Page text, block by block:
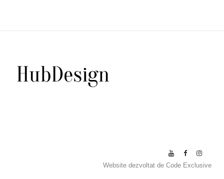
Website dezvoltat de Code Exclusive